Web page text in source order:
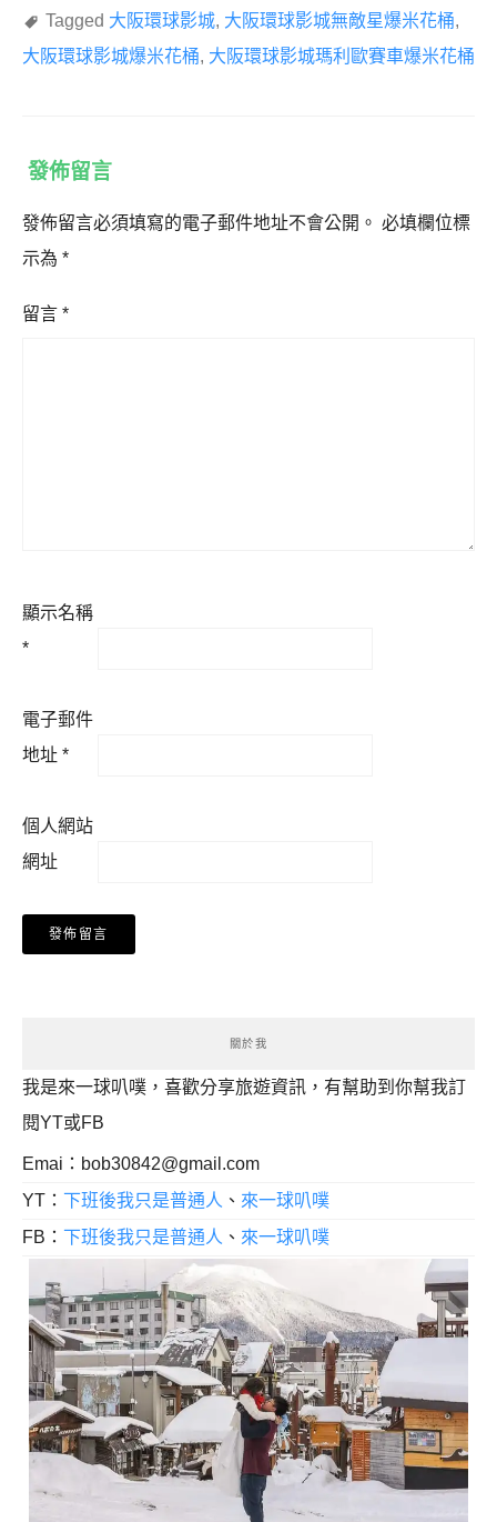
Tagged 大阪環球影城, 大阪環球影城無敵星爆米花桶,
大阪環球影城爆米花桶, 大阪環球影城瑪利歐賽車爆米花桶
發佈留言
發佈留言必須填寫的電子郵件地址不會公開。 必填欄位標
示為 *
留言 *
顯示名稱
*
電子郵件
地址 *
個人網站
網址
關於我
我是來一球叭噗，喜歡分享旅遊資訊，有幫助到你幫我訂
閱YT或FB
Emai： bob30842@gmail.com
YT： 下班後我只是普通人 、 來一球叭噗
FB： 下班後我只是普通人 、 來一球叭噗